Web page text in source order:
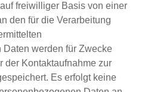
freiwilliger Basis von einer
den für die Verarbeitung
werden für Zwecke
der Kontaktaufnahme zur
Es erfolgt keine